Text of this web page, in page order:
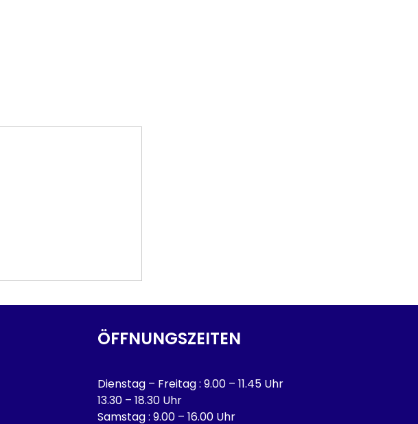
ÖFFNUNGSZEITEN
Dienstag – Freitag : 9.00 – 11.45 Uhr
13.30 – 18.30 Uhr
Samstag : 9.00 – 16.00 Uhr